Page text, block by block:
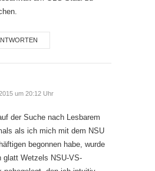
um 20:12 Uhr
der Suche nach Lesbarem
als ich mich mit dem NSU
begonnen habe, wurde
glatt Wetzels NSU-VS-